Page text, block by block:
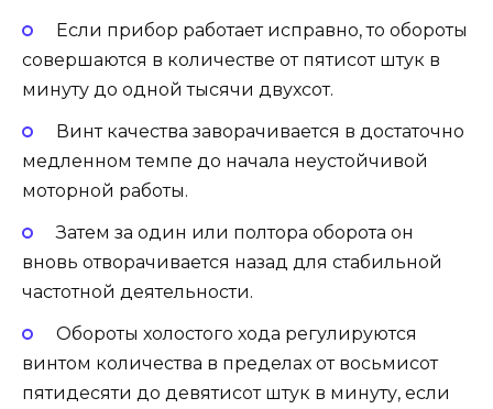
Если прибор работает исправно, то обороты
совершаются в количестве от пятисот штук в
минуту до одной тысячи двухсот.
Винт качества заворачивается в достаточно
медленном темпе до начала неустойчивой
моторной работы.
Затем за один или полтора оборота он
вновь отворачивается назад для стабильной
частотной деятельности.
Обороты холостого хода регулируются
винтом количества в пределах от восьмисот
пятидесяти до девятисот штук в минуту, если